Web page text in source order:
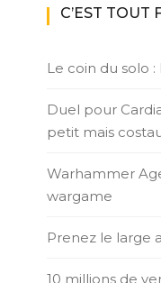
C’EST TOUT
Le coin du solo
Duel pour
petit mais
Warhammer
wargame
Prenez le large
10 millions de